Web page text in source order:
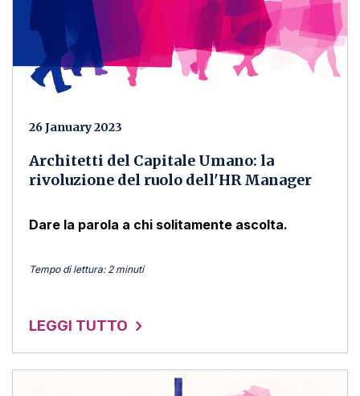
26 January 2023
Architetti del Capitale Umano: la
rivoluzione del ruolo dell'HR Manager
Dare la parola a chi solitamente ascolta.
Tempo di lettura: 2 minuti
LEGGI TUTTO